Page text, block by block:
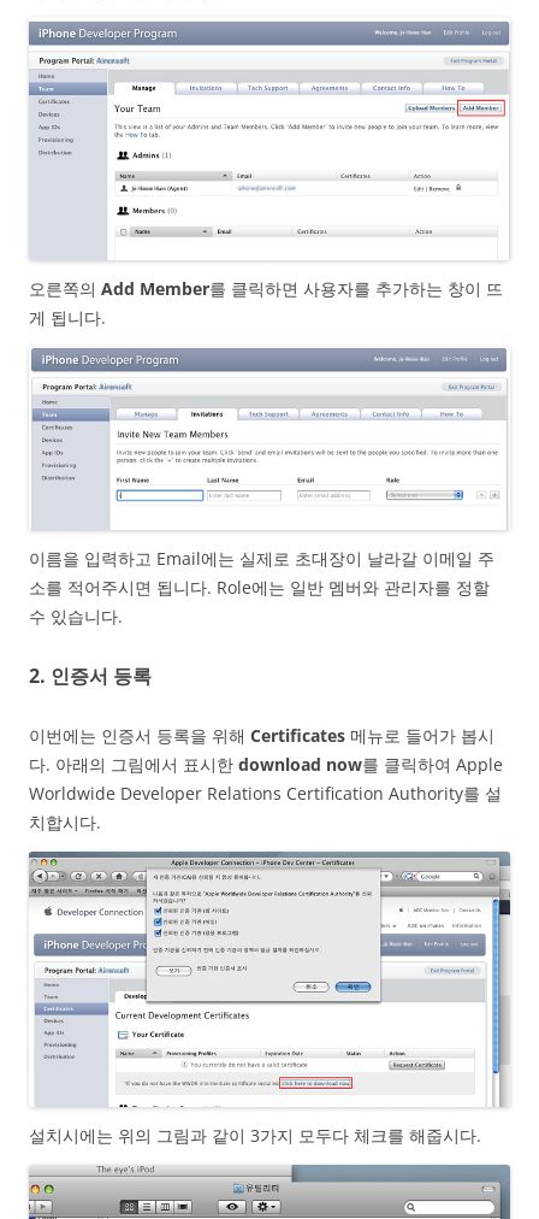
오른쪽의 Add Member를 클릭하면 사용자를 추가하는 창이 뜨
게 됩니다.
이름을 입력하고 Email에는 실제로 초대장이 날라갈 이메일 주
소를 적어주시면 됩니다. Role에는 일반 멤버와 관리자를 정할
수 있습니다.
2. 인증서 등록
이번에는 인증서 등록을 위해 Certificates 메뉴로 들어가 봅시
다. 아래의 그림에서 표시한 download now를 클릭하여 Apple
Worldwide Developer Relations Certification Authority를 설
치합시다.
설치시에는 위의 그림과 같이 3가지 모두다 체크를 해줍시다.